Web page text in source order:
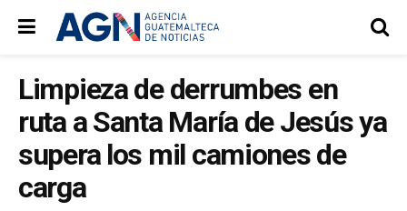
Limpieza de derrumbes en
ruta a Santa María de Jesús ya
supera los mil camiones de
carga